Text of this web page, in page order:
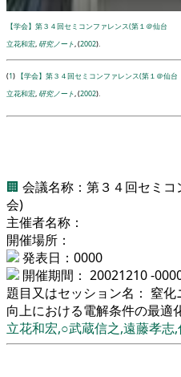
【学会】第３４回セミコンファレンス(第１＠仙台
立花和宏, 研究ノート, (2002).
(1) 【学会】第３４回セミコンファレンス(第１＠仙台
立花和宏, 研究ノート, (2002).
🏢 会議名称：第３４回セミ
会)
主催者名称：
開催場所：
発表日：0000
開催期間： 20021210 -
題目又はセッション名： 窒
向上における電解条件の最適
立花和宏,○武蔵信之,遠藤孝志